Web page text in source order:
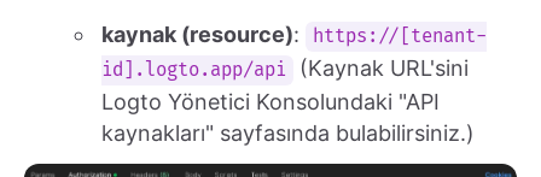
kaynak (resource):
https://[tenant-
id].logto.app/api
(Kaynak URL'sini
Logto Yönetici Konsolundaki "API
kaynakları" sayfasında bulabilirsiniz.)